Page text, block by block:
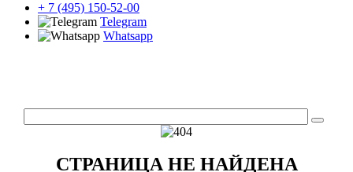
+ 7 (495) 150-52-00
Telegram
Whatsapp
СТРАНИЦА НЕ НАЙДЕНА